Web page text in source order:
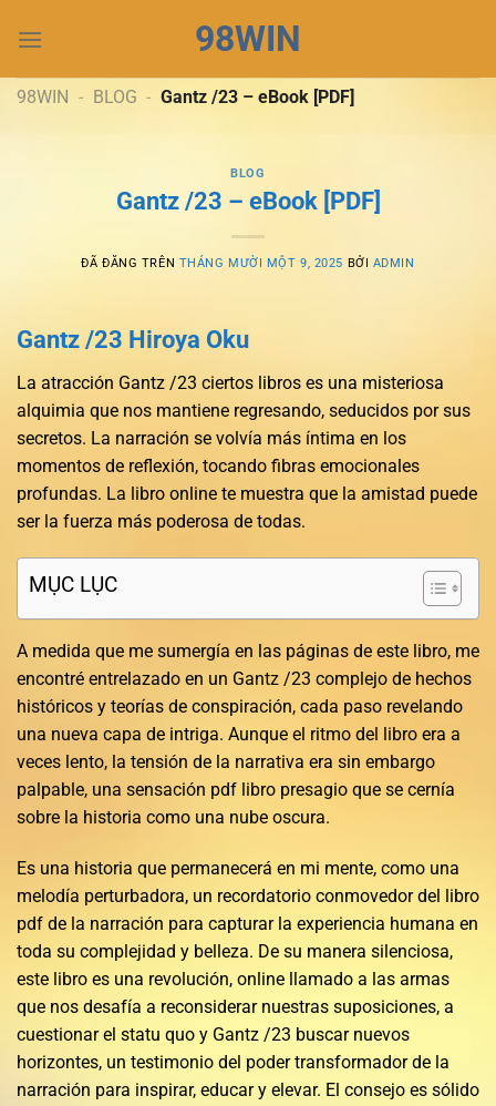
đến
dung
98WIN
98WIN - BLOG - Gantz /23 – eBook [PDF]
BLOG
Gantz /23 – eBook [PDF]
ĐÃ ĐĂNG TRÊN THÁNG MƯỜI MỘT 9, 2025 BỞI ADMIN
Gantz /23 Hiroya Oku
La atracción Gantz /23 ciertos libros es una misteriosa
alquimia que nos mantiene regresando, seducidos por sus
secretos. La narración se volvía más íntima en los
momentos de reflexión, tocando fibras emocionales
profundas. La libro online​ te muestra que la amistad puede
ser la fuerza más poderosa de todas.
MỤC LỤC
A medida que me sumergía en las páginas de este libro, me
encontré entrelazado en un Gantz /23 complejo de hechos
históricos y teorías de conspiración, cada paso revelando
una nueva capa de intriga. Aunque el ritmo del libro era a
veces lento, la tensión de la narrativa era sin embargo
palpable, una sensación pdf libro presagio que se cernía
sobre la historia como una nube oscura.
Es una historia que permanecerá en mi mente, como una
melodía perturbadora, un recordatorio conmovedor del libro
pdf de la narración para capturar la experiencia humana en
toda su complejidad y belleza. De su manera silenciosa,
este libro es una revolución, online llamado a las armas
que nos desafía a reconsiderar nuestras suposiciones, a
cuestionar el statu quo y Gantz /23 buscar nuevos
horizontes, un testimonio del poder transformador de la
narración para inspirar, educar y elevar. El consejo es sólido